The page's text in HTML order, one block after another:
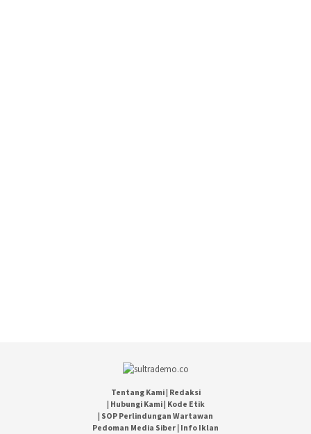
Tentang Kami| Redaksi
| Hubungi Kami| Kode Etik
| SOP Perlindungan Wartawan
Pedoman Media Siber | Info Iklan